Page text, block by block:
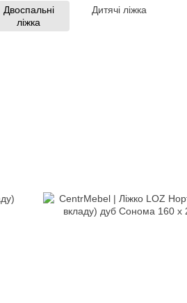
Двоспальні
ліжка
Дитячі ліжка